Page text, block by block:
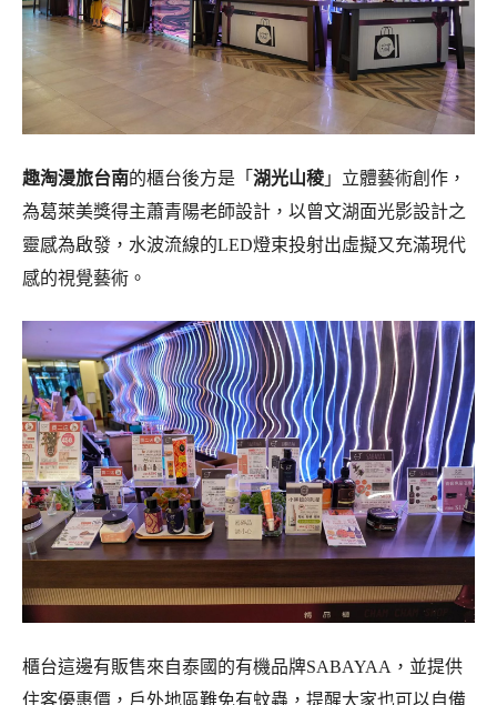
趣淘漫旅台南的櫃台後方是「 湖光山稜 」立體藝術創作，
為葛萊美獎得主蕭青陽老師設計，以曾文湖面光影設計之
靈感為啟發，水波流線的LED燈束投射出虛擬又充滿現代
感的視覺藝術。
櫃台這邊有販售來自泰國的有機品牌SABAYAA，並提供
住客優惠價，戶外地區難免有蚊蟲，提醒大家也可以自備